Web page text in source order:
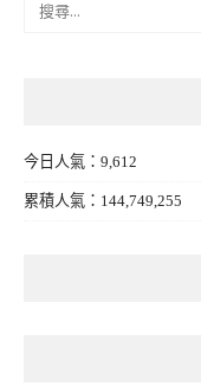
今日人氣：9,612
累積人氣：144,749,255